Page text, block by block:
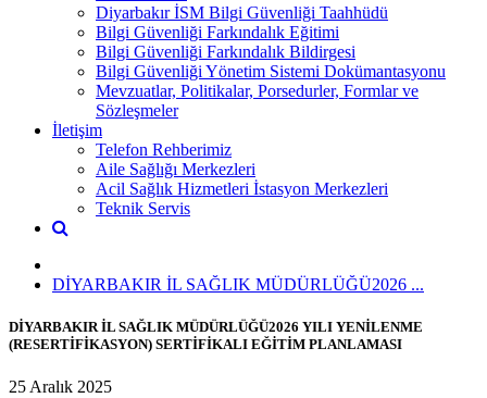
Diyarbakır İSM Bilgi Güvenliği Taahhüdü
Bilgi Güvenliği Farkındalık Eğitimi
Bilgi Güvenliği Farkındalık Bildirgesi
Bilgi Güvenliği Yönetim Sistemi Dokümantasyonu
Mevzuatlar, Politikalar, Porsedurler, Formlar ve
Sözleşmeler
İletişim
Telefon Rehberimiz
Aile Sağlığı Merkezleri
Acil Sağlık Hizmetleri İstasyon Merkezleri
Teknik Servis
DİYARBAKIR İL SAĞLIK MÜDÜRLÜĞÜ2026 ...
DİYARBAKIR İL SAĞLIK MÜDÜRLÜĞÜ2026 YILI YENİLENME
(RESERTİFİKASYON) SERTİFİKALI EĞİTİM PLANLAMASI
25 Aralık 2025